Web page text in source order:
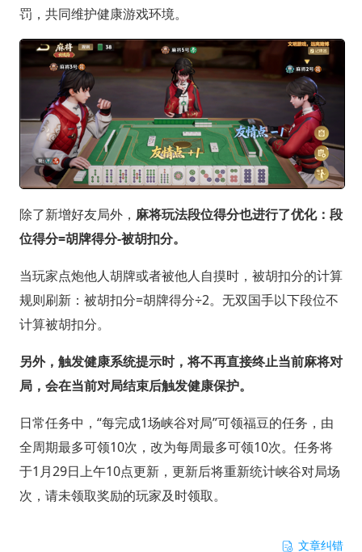
罚，共同维护健康游戏环境。
除了新增好友局外， 麻将玩法段位得分也进行了优化：段
位得分=胡牌得分-被胡扣分。
当玩家点炮他人胡牌或者被他人自摸时，被胡扣分的计算
规则刷新：被胡扣分=胡牌得分÷2。无双国手以下段位不
计算被胡扣分。
另外，触发健康系统提示时，将不再直接终止当前麻将对
局，会在当前对局结束后触发健康保护。
日常任务中，“每完成1场峡谷对局”可领福豆的任务，由
全周期最多可领10次，改为每周最多可领10次。任务将
于1月29日上午10点更新，更新后将重新统计峡谷对局场
次，请未领取奖励的玩家及时领取。
文章纠错